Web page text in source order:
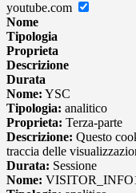
youtube.com
Nome
Tipologia
Proprieta
Descrizione
Durata
Nome: YSC
Tipologia: analitico
Proprieta: Terza-parte
Descrizione: Questo
traccia delle
Durata: Sessione
Nome: